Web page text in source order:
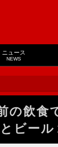
ニュース
NEWS
の飲
ビール